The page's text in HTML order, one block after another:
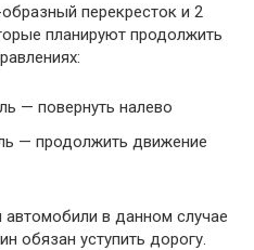
перекресток и 2
планируют продолжить
— повернуть налево
— продолжить движение
в данном случае
обязан уступить дорогу.